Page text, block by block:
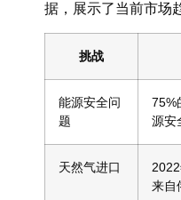
据，展示了当前市场
挑战
能源安全问
题
75%
源安
天然气进口
来自